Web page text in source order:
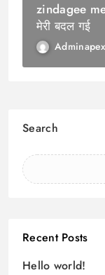
zindagee
मेरी बदल गई
Adminapex
Search
Recent Posts
Hello world!